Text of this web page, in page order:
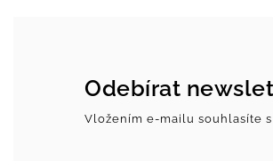
Odebírat
Vložením e-mailu souhlasíte s